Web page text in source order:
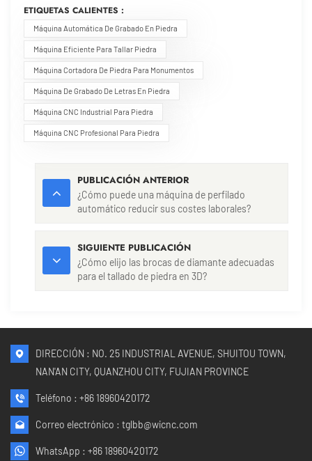
ETIQUETAS CALIENTES :
Máquina Automática De Grabado En Piedra
Máquina Eficiente Para Tallar Piedra
Máquina Cortadora De Piedra Para Monumentos
Máquina De Grabado De Letras En Piedra
Máquina CNC Industrial Para Piedra
Máquina CNC Profesional Para Piedra
PUBLICACIÓN ANTERIOR
¿Cómo puede una máquina de perfilado
automático reducir sus costes laborales?
SIGUIENTE PUBLICACIÓN
¿Cómo elijo las brocas de diamante adecuadas
para el tallado de piedra en 3D?
DIRECCIÓN : NO. 25 INDUSTRIAL AVENUE, SHUITOU TOWN,
NAN'AN CITY, QUANZHOU CITY, FUJIAN PROVINCE
Teléfono : +86 18960420172
Correo electrónico : tglbb@wicnc.com
WhatsApp : +86 18960420172